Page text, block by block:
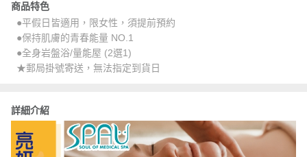
商品特色
●平假日皆適用，限女性，須提前預約
●保持肌膚的青春能量 NO.1
●全身岩盤浴/量能屋 (2選1)
★郵局掛號寄送，無法指定到貨日
詳細介紹